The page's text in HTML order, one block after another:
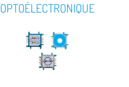
OPTOÉLECTRONIQUE